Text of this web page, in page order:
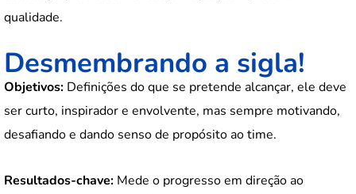
qualidade.
Desmembrando a sigla!
Objetivos: Definições do que se pretende alcançar, ele deve
ser curto, inspirador e envolvente, mas sempre motivando,
desafiando e dando senso de propósito ao time.
Resultados-chave: Mede o progresso em direção ao